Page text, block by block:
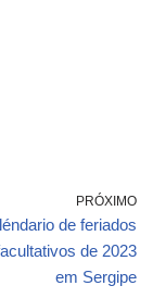
PRÓXIMO
de feriados
de 2023
em Sergipe